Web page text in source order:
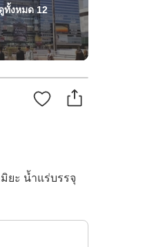
ทั้งหมด12
ยะ น้ำแร่บรรจุ